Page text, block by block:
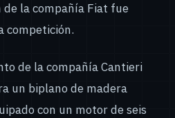
de la compañía Fiat fue
competición.
de la compañía Cantieri
un biplano de madera
con un motor de seis